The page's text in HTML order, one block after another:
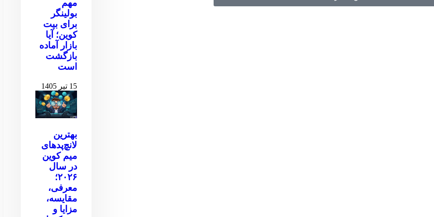
مهم
بولینگر
برای بیت
کوین‌‌؛ آیا
بازار آماده
بازگشت
است
15 تیر 1405
بهترین
لانچ‌پدهای
میم کوین
در سال
۲۰۲۶؛
معرفی،
مقایسه،
مزایا و